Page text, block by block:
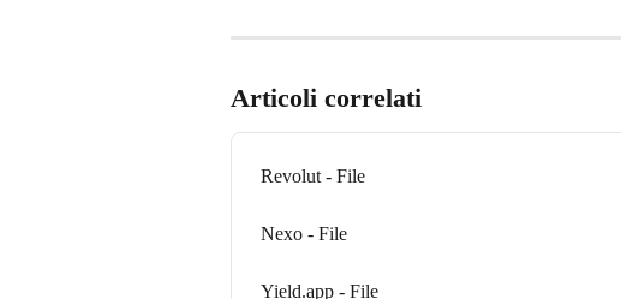
Articoli correlati
Revolut - File
Nexo - File
Yield.app - File